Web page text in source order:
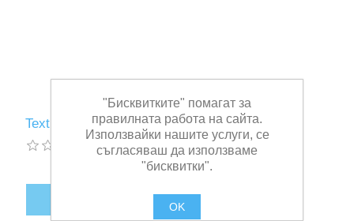
Text Embarkation Ladder 5 x 15
"Бисквитките" помагат за
правилната работа на сайта.
Използвайки нашите услуги, се
съгласяваш да използваме
"бисквитки".
OK